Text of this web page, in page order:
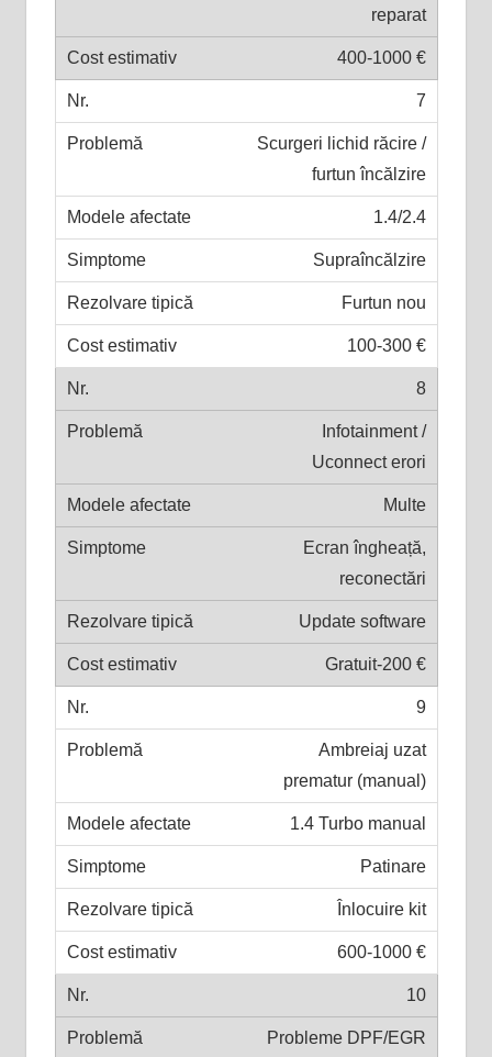
reparat
400-1000 €
7
Scurgeri lichid răcire /
furtun încălzire
1.4/2.4
Supraîncălzire
Furtun nou
100-300 €
8
Infotainment /
Uconnect erori
Multe
Ecran îngheață,
reconectări
Update software
Gratuit-200 €
9
Ambreiaj uzat
prematur (manual)
1.4 Turbo manual
Patinare
Înlocuire kit
600-1000 €
10
Probleme DPF/EGR